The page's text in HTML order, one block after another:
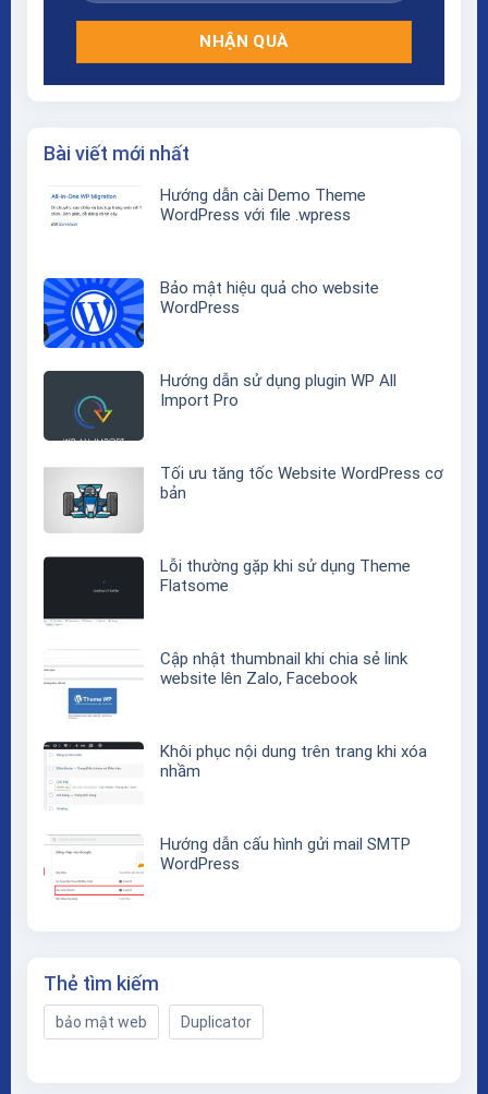
Bài viết mới nhất
Hướng dẫn cài Demo Theme
WordPress với file .wpress
Bảo mật hiệu quả cho website
WordPress
Hướng dẫn sử dụng plugin WP All
Import Pro
Tối ưu tăng tốc Website WordPress cơ
bản
Lỗi thường gặp khi sử dụng Theme
Flatsome
Cập nhật thumbnail khi chia sẻ link
website lên Zalo, Facebook
Khôi phục nội dung trên trang khi xóa
nhầm
Hướng dẫn cấu hình gửi mail SMTP
WordPress
Thẻ tìm kiếm
bảo mật web Duplicator